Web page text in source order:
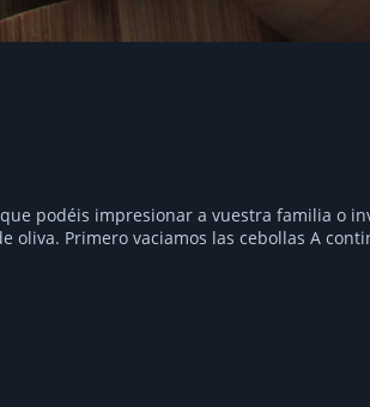
podéis impresionar a vuestra familia o
oliva. Primero vaciamos las cebollas A